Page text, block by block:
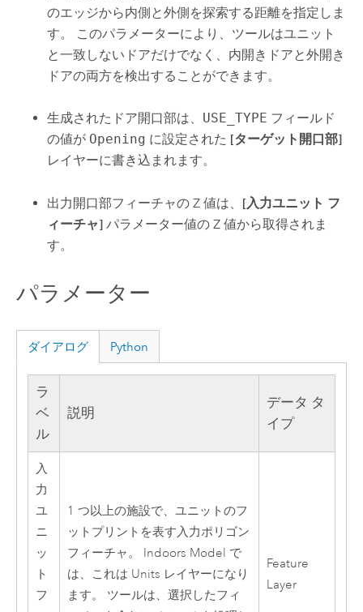
のエッジから内側と外側を探索する距離を指定しま
す。 このパラメーターにより、ツールはユニット
と一致しないドアだけでなく、内開きドアと外開き
ドアの両方を検出することができます。
生成されたドア開口部は、 USE_TYPE フィールド
の値が Opening に設定された [ターゲット開口部]
レイヤーに書き込まれます。
出力開口部フィーチャの Z 値は、 [入力ユニット フ
ィーチャ] パラメーター値の Z 値から取得されま
す。
パラメーター
ダイアログ Python
ラ
ベ
ル
説明
データ タ
イプ
入
力
ユ
ニ
ッ
ト
フ
1 つ以上の施設で、ユニットのフ
ットプリントを表す入力ポリゴン
フィーチャ。 Indoors Model で
は、これは Units レイヤーになり
ます。 ツールは、選択したフィ
Feature
Layer